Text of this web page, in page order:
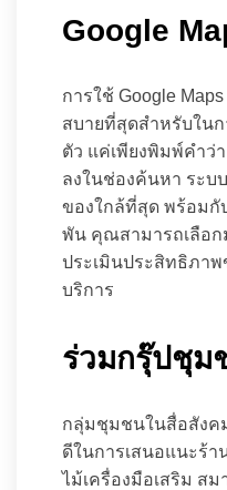
Google
การใช้ Google
สบายที่สุดสำหรับใน
ตัว แค่เพียงพิมพ์คำว่
ลงในช่องค้นหา ระบ
ของใกล้ที่สุด พร้อมกั
พัน คุณสามารถเลือก
ประเมินประสิทธิภา
บริการ
ร่วมกรุ๊ปชุม
กลุ่มชุมชนในสื่อสังค
ดีในการเสนอแนะร้า
ไม้เครื่องมือเสริม ส